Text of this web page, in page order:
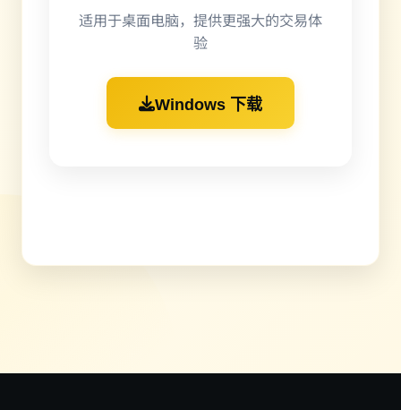
适用于桌面电脑，提供更强大的交易体
验
Windows 下载